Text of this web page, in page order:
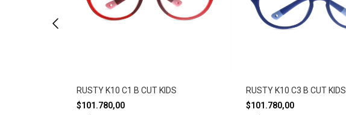
RUSTY K10 C1 B CUT KIDS
$101.780,00
RUSTY K10 C3 B CUT KIDS
$101.780,00